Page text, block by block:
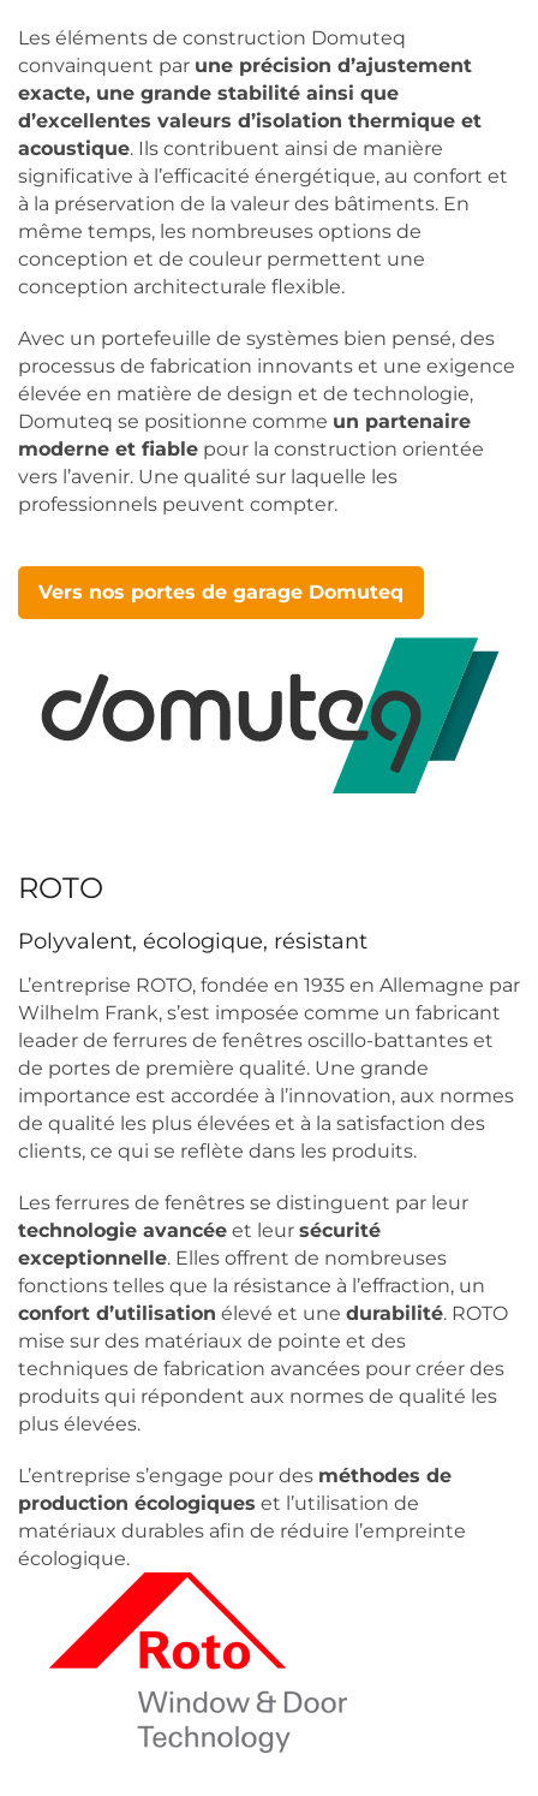
Les éléments de construction Domuteq
convainquent par une précision d’ajustement
exacte, une grande stabilité ainsi que
d’excellentes valeurs d’isolation thermique et
acoustique. Ils contribuent ainsi de manière
significative à l’efficacité énergétique, au confort et
à la préservation de la valeur des bâtiments. En
même temps, les nombreuses options de
conception et de couleur permettent une
conception architecturale flexible.
Avec un portefeuille de systèmes bien pensé, des
processus de fabrication innovants et une exigence
élevée en matière de design et de technologie,
Domuteq se positionne comme un partenaire
moderne et fiable pour la construction orientée
vers l’avenir. Une qualité sur laquelle les
professionnels peuvent compter.
Vers nos portes de garage Domuteq
ROTO
Polyvalent, écologique, résistant
L’entreprise ROTO, fondée en 1935 en Allemagne par
Wilhelm Frank, s’est imposée comme un fabricant
leader de ferrures de fenêtres oscillo-battantes et
de portes de première qualité. Une grande
importance est accordée à l’innovation, aux normes
de qualité les plus élevées et à la satisfaction des
clients, ce qui se reflète dans les produits.
Les ferrures de fenêtres se distinguent par leur
technologie avancée et leur sécurité
exceptionnelle. Elles offrent de nombreuses
fonctions telles que la résistance à l’effraction, un
confort d’utilisation élevé et une durabilité. ROTO
mise sur des matériaux de pointe et des
techniques de fabrication avancées pour créer des
produits qui répondent aux normes de qualité les
plus élevées.
L’entreprise s’engage pour des méthodes de
production écologiques et l’utilisation de
matériaux durables afin de réduire l’empreinte
écologique.